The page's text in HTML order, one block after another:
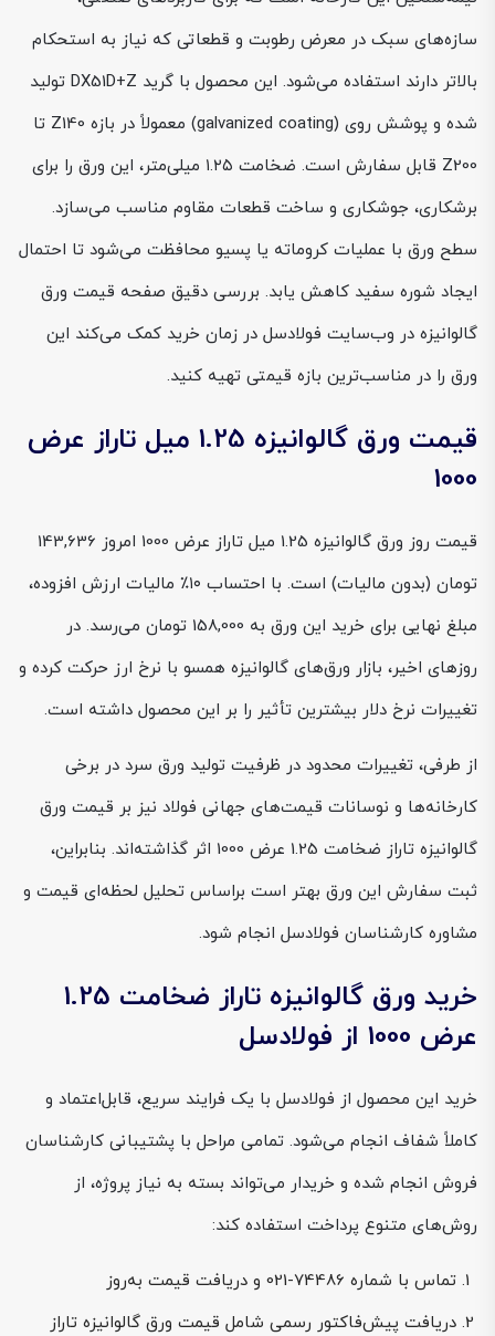
سازه‌های سبک در معرض رطوبت و قطعاتی که نیاز به استحکام
بالاتر دارند استفاده می‌شود. این محصول با گرید DX51D+Z تولید
شده و پوشش روی (galvanized coating) معمولاً در بازه Z140 تا
Z200 قابل سفارش است. ضخامت ۱.۲۵ میلی‌متر، این ورق را برای
برشکاری، جوشکاری و ساخت قطعات مقاوم مناسب می‌سازد.
سطح ورق با عملیات کروماته یا پسیو محافظت می‌شود تا احتمال
ایجاد شوره سفید کاهش یابد. بررسی دقیق صفحه قیمت ورق
گالوانیزه در وب‌سایت فولادسل در زمان خرید کمک می‌کند این
ورق را در مناسب‌ترین بازه قیمتی تهیه کنید.
قیمت ورق گالوانیزه 1.25 میل تاراز عرض
1000
قیمت روز ورق گالوانیزه 1.25 میل تاراز عرض 1000 امروز 143,636
تومان (بدون مالیات) است. با احتساب ۱۰٪ مالیات ارزش افزوده،
مبلغ نهایی برای خرید این ورق به 158,000 تومان می‌رسد. در
روزهای اخیر، بازار ورق‌های گالوانیزه همسو با نرخ ارز حرکت کرده و
تغییرات نرخ دلار بیشترین تأثیر را بر این محصول داشته است.
از طرفی، تغییرات محدود در ظرفیت تولید ورق سرد در برخی
کارخانه‌ها و نوسانات قیمت‌های جهانی فولاد نیز بر قیمت ورق
گالوانیزه تاراز ضخامت 1.25 عرض 1000 اثر گذاشته‌اند. بنابراین،
ثبت سفارش این ورق بهتر است براساس تحلیل لحظه‌ای قیمت و
مشاوره کارشناسان فولادسل انجام شود.
خرید ورق گالوانیزه تاراز ضخامت 1.25
عرض 1000 از فولادسل
خرید این محصول از فولادسل با یک فرایند سریع، قابل‌اعتماد و
کاملاً شفاف انجام می‌شود. تمامی مراحل با پشتیبانی کارشناسان
فروش انجام شده و خریدار می‌تواند بسته به نیاز پروژه، از
روش‌های متنوع پرداخت استفاده کند:
تماس با شماره 74486-021 و دریافت قیمت به‌روز
دریافت پیش‌فاکتور رسمی شامل قیمت ورق گالوانیزه تاراز